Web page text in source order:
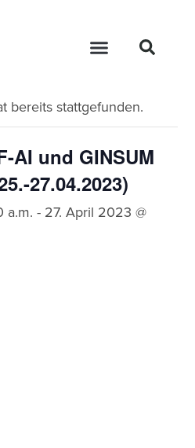
bereits stattgefunden.
AI und GINSUM
27.04.2023)
a.m. - 27. April 2023 @